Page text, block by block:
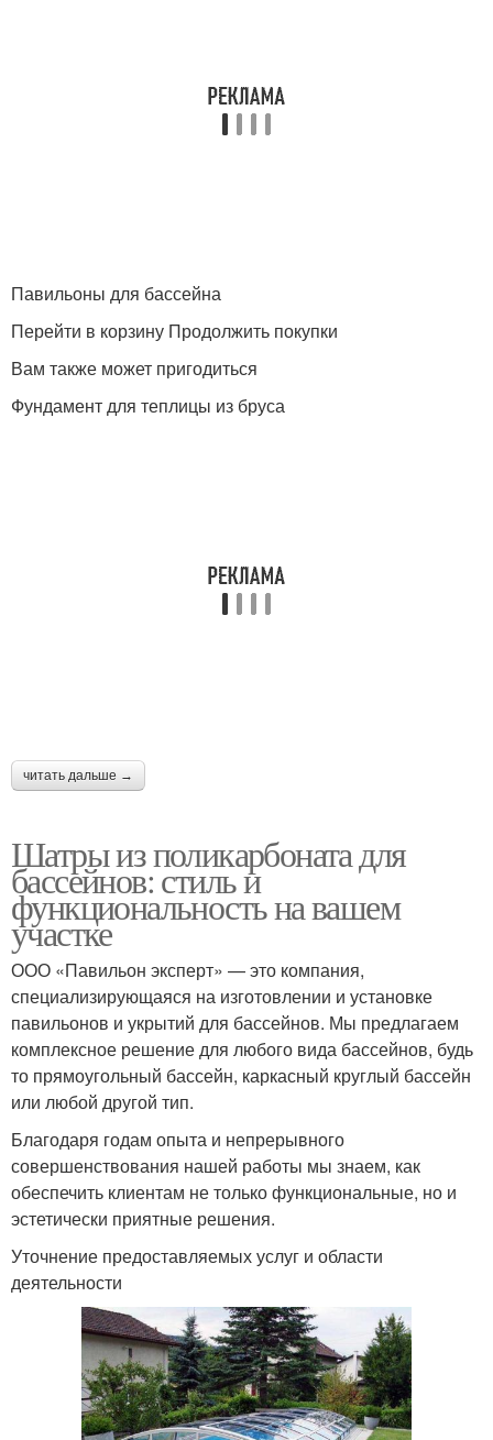
Павильоны для бассейна
Перейти в корзину Продолжить покупки
Вам также может пригодиться
Фундамент для теплицы из бруса
читать дальше →
Шатры из поликарбоната для
бассейнов: стиль и
функциональность на вашем
участке
ООО «Павильон эксперт» — это компания,
специализирующаяся на изготовлении и установке
павильонов и укрытий для бассейнов. Мы предлагаем
комплексное решение для любого вида бассейнов, будь
то прямоугольный бассейн, каркасный круглый бассейн
или любой другой тип.
Благодаря годам опыта и непрерывного
совершенствования нашей работы мы знаем, как
обеспечить клиентам не только функциональные, но и
эстетически приятные решения.
Уточнение предоставляемых услуг и области
деятельности